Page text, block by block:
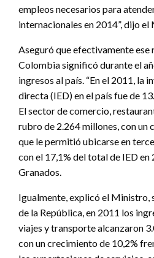
empleos necesarios para
internacionales en 2014”, dijo
Aseguró que efectivamente ese
Colombia significó durante el
ingresos al país. “En el 2011, la
directa (IED) en el país fue de
El sector de comercio,
rubro de 2.264 millones, con un
que le permitió ubicarse en
con el 17,1% del total de IED en
Granados.
Igualmente, explicó el Ministro,
de la República, en 2011 los
viajes y transporte alcanzaron
con un crecimiento de 10,2%